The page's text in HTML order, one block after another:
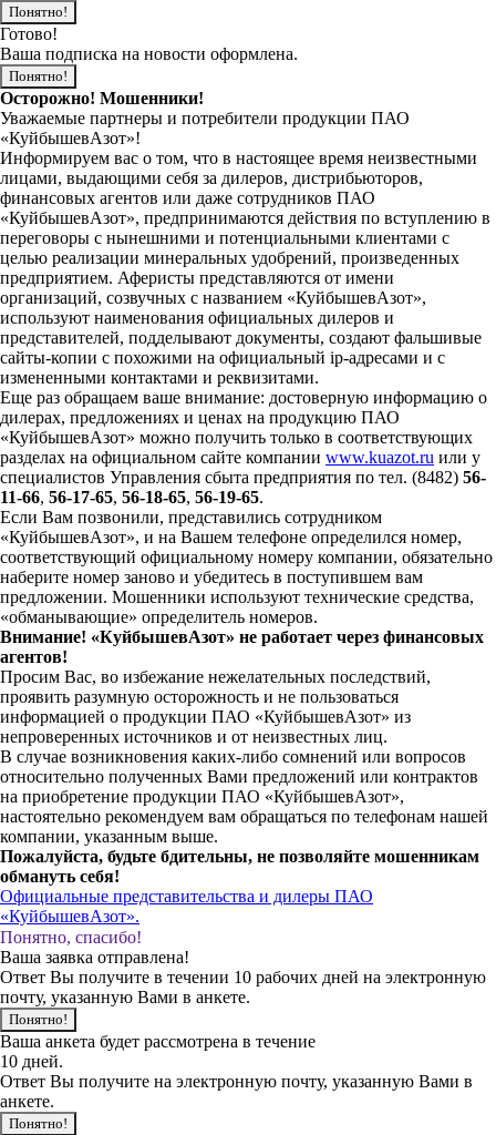
Понятно!
Готово!
Ваша подписка на новости оформлена.
Понятно!
Осторожно! Мошенники!
Уважаемые партнеры и потребители продукции ПАО
«КуйбышевАзот»!
Информируем вас о том, что в настоящее время неизвестными
лицами, выдающими себя за дилеров, дистрибьюторов,
финансовых агентов или даже сотрудников ПАО
«КуйбышевАзот», предпринимаются действия по вступлению в
переговоры с нынешними и потенциальными клиентами с
целью реализации минеральных удобрений, произведенных
предприятием. Аферисты представляются от имени
организаций, созвучных с названием «КуйбышевАзот»,
используют наименования официальных дилеров и
представителей, подделывают документы, создают фальшивые
сайты-копии с похожими на официальный ip-адресами и с
измененными контактами и реквизитами.
Еще раз обращаем ваше внимание: достоверную информацию о
дилерах, предложениях и ценах на продукцию ПАО
«КуйбышевАзот» можно получить только в соответствующих
разделах на официальном сайте компании www.kuazot.ru или у
специалистов Управления сбыта предприятия по тел. (8482) 56-
11-66, 56-17-65, 56-18-65, 56-19-65.
Если Вам позвонили, представились сотрудником
«КуйбышевАзот», и на Вашем телефоне определился номер,
соответствующий официальному номеру компании, обязательно
наберите номер заново и убедитесь в поступившем вам
предложении. Мошенники используют технические средства,
«обманывающие» определитель номеров.
Внимание! «КуйбышевАзот» не работает через финансовых
агентов!
Просим Вас, во избежание нежелательных последствий,
проявить разумную осторожность и не пользоваться
информацией о продукции ПАО «КуйбышевАзот» из
непроверенных источников и от неизвестных лиц.
В случае возникновения каких-либо сомнений или вопросов
относительно полученных Вами предложений или контрактов
на приобретение продукции ПАО «КуйбышевАзот»,
настоятельно рекомендуем вам обращаться по телефонам нашей
компании, указанным выше.
Пожалуйста, будьте бдительны, не позволяйте мошенникам
обмануть себя!
Официальные представительства и дилеры ПАО
«КуйбышевАзот».
Понятно, спасибо!
Ваша заявка отправлена!
Ответ Вы получите в течении 10 рабочих дней на электронную
почту, указанную Вами в анкете.
Понятно!
Ваша анкета будет рассмотрена в течение
10 дней.
Ответ Вы получите на электронную почту, указанную Вами в
анкете.
Понятно!